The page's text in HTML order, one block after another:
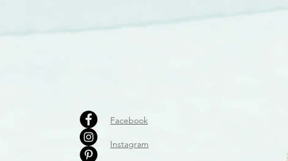
Facebook
Instagram